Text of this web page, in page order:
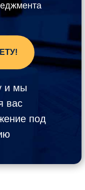
и мы
вас
под